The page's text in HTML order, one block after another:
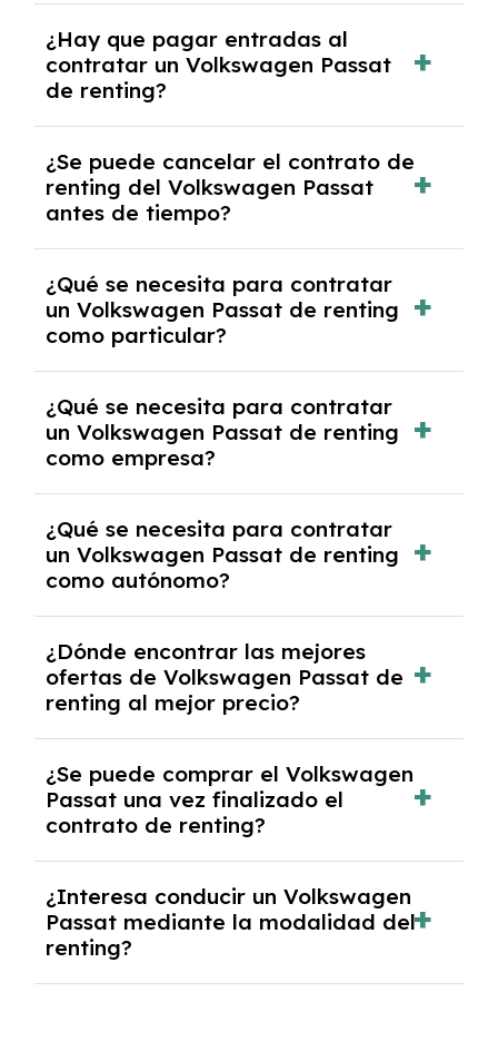
Volkswagen Passat con el seguro a todo
riesgo sin franquicia incluido dentro de las
cuotas mensuales.
¿Hay que pagar entradas al
contratar un Volkswagen Passat
de renting?
tendrás que pagar ningún tipo de entrada
salvo en casos que lo exija el proveedor
debido al resultado del estudio de viabilidad
económica.
¿Se puede cancelar el contrato de
renting del Volkswagen Passat
antes de tiempo?
pero puede haber penalizaciones por
cancelación anticipada. Es importante revisar
las condiciones del contrato y hablar con un
experto que te asesore.
¿Qué se necesita para contratar
un Volkswagen Passat de renting
como particular?
y, en algunos casos, una consulta de solvencia
crediticia y un pago inicial.
¿Qué se necesita para contratar
un Volkswagen Passat de renting
como empresa?
documentación financiera y, en algunos
casos, un informe de solvencia de la empresa
y un pago inicial.
¿Qué se necesita para contratar
un Volkswagen Passat de renting
como autónomo?
autónomos, justificante de ingresos y, en
algunos casos, un informe fiscal y un pago
inicial.
¿Dónde encontrar las mejores
ofertas de Volkswagen Passat de
renting al mejor precio?
mejores ofertas de vehículos de renting con
todos los gastos incluidos y sin pagar
entradas.
¿Se puede comprar el Volkswagen
Passat una vez finalizado el
contrato de renting?
renting se puede adquirir el coche. En este
caso tendrán que analizar los años, la
cantidad de kilómetros recorridos y el coste
del mercado actual.
¿Interesa conducir un Volkswagen
Passat mediante la modalidad del
renting?